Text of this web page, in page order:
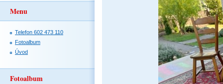
Menu
Telefon 602 473 110
Fotoalbum
Úvod
Fotoalbum